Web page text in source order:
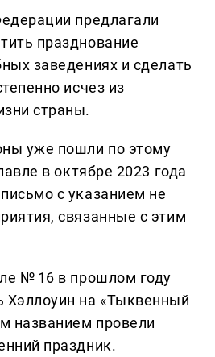
предлагали
празднование
заведениях и сделать
исчез из
страны.
уже пошли по этому
в октябре 2023 года
с указанием не
связанные с этим
№ 16 в прошлом году
Хэллоуин на «Тыквенный
названием провели
праздник.